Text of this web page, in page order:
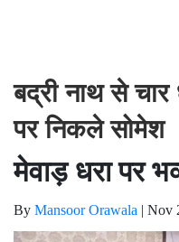
बद्री नाथ से चार
पर निकले सोमेश
मेवाड़ धरा पर
By Mansoor Orawala | Nov